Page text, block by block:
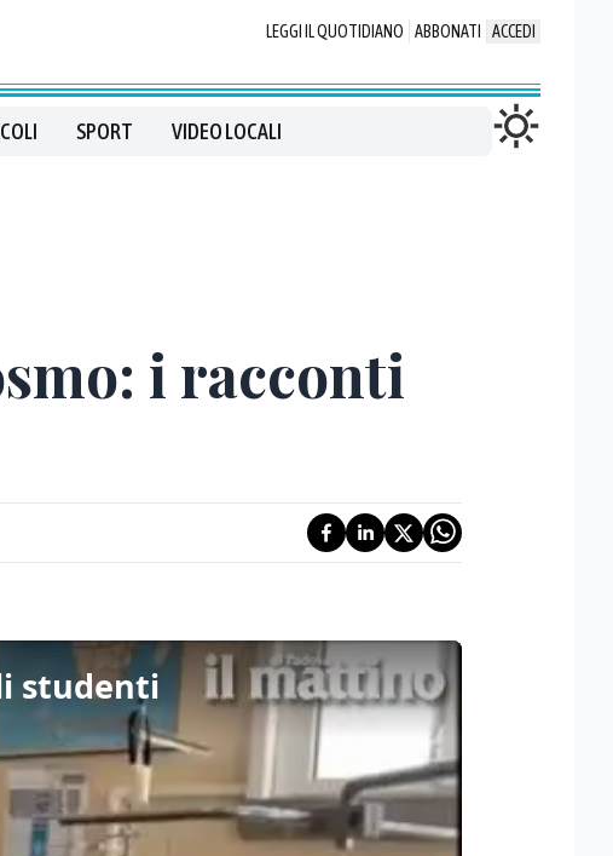
LEGGI IL QUOTIDIANO ABBONATI ACCEDI
SPORT VIDEO LOCALI
i racconti
studenti